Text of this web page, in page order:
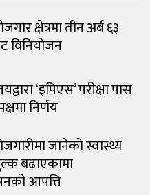
क्षेत्रमा तीन अर्ब ६३
विनियोजन
‘इपिएस’ परीक्षा पास
निर्णय
जानेको स्वास्थ्य
बढाएकामा
आपत्ति